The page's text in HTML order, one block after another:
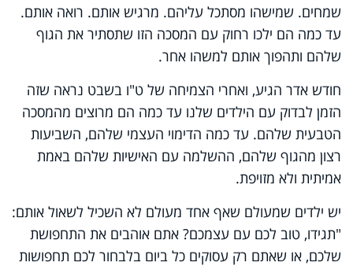
שמחים. שמישהו מסתכל עליהם. מרגיש אותם. רואה אותם.
עד כמה הם ילכו רחוק עם המסכה הזו שתסתיר את הגוף
שלהם ותהפוך אותם למשהו אחר.
חודש אדר הגיע, ואחרי הצמיחה של ט"ו בשבט נראה שזה
הזמן לבדוק עם הילדים שלנו עד כמה הם מרוצים מהמסכה
הטבעית שלהם. עד כמה הדימוי העצמי שלהם, השביעות
רצון מהגוף שלהם, ההשלמה עם האישיות שלהם באמת
אמיתית ולא מזויפת.
יש ילדים שמעולם שאף אחד מעולם לא השכיל לשאול אותם:
"תגידו, טוב לכם עם עצמכם? אתם אוהבים את התחפושת
שלכם, או שאתם רק עסוקים כל ביום בלבחור לכם תחפושות